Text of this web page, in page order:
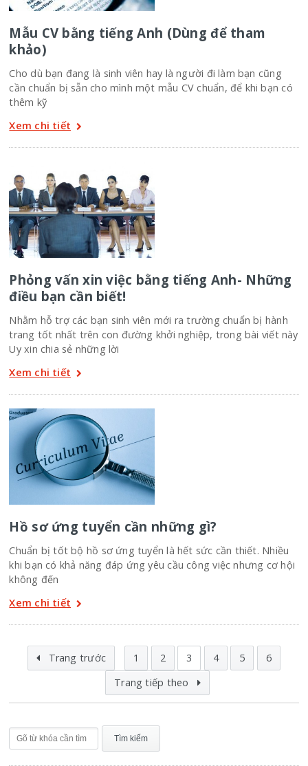
Mẫu CV bằng tiếng Anh (Dùng để tham
khảo)
Cho dù bạn đang là sinh viên hay là người đi làm bạn cũng
cần chuẩn bị sẵn cho mình một mẫu CV chuẩn, để khi bạn có
thêm kỹ
Xem chi tiết
Phỏng vấn xin việc bằng tiếng Anh- Những
điều bạn cần biết!
Nhằm hỗ trợ các bạn sinh viên mới ra trường chuẩn bị hành
trang tốt nhất trên con đường khởi nghiệp, trong bài viết này
Uy xin chia sẻ những lời
Xem chi tiết
Hồ sơ ứng tuyển cần những gì?
Chuẩn bị tốt bộ hồ sơ ứng tuyển là hết sức cần thiết. Nhiều
khi bạn có khả năng đáp ứng yêu cầu công việc nhưng cơ hội
không đến
Xem chi tiết
Trang trước 1 2 3 4 5
6
Trang tiếp theo